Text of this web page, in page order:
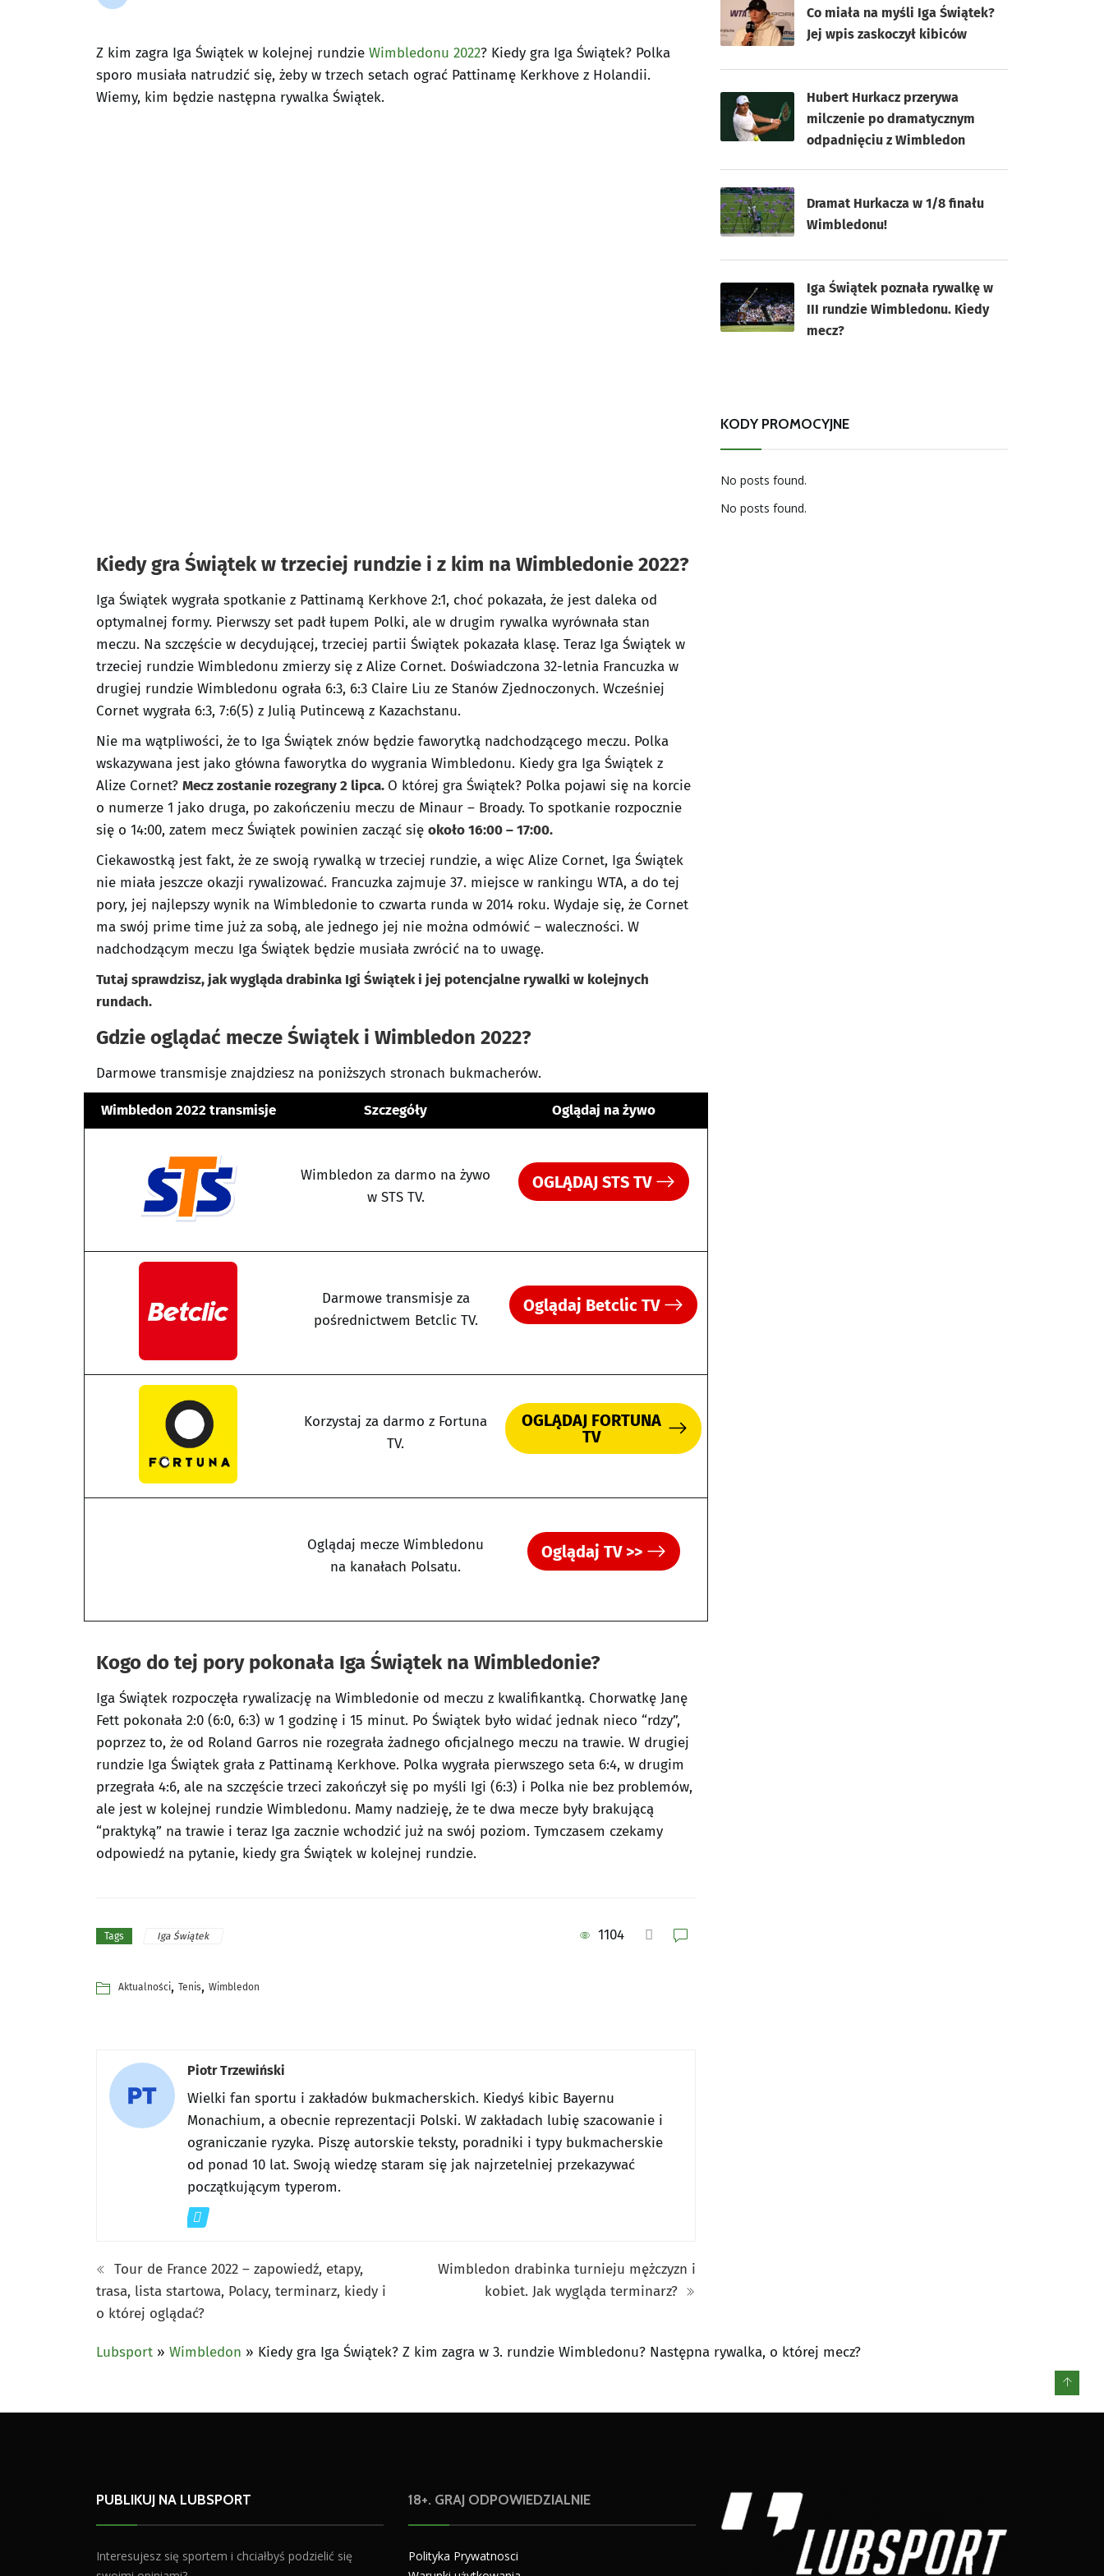
Z kim zagra Iga Świątek w kolejnej rundzie Wimbledonu 2022? Kiedy gra Iga Świątek? Polka
sporo musiała natrudzić się, żeby w trzech setach ograć Pattinamę Kerkhove z Holandii.
Wiemy, kim będzie następna rywalka Świątek.
Kiedy gra Świątek w trzeciej rundzie i z kim na Wimbledonie 2022?
Iga Świątek wygrała spotkanie z Pattinamą Kerkhove 2:1, choć pokazała, że jest daleka od
optymalnej formy. Pierwszy set padł łupem Polki, ale w drugim rywalka wyrównała stan
meczu. Na szczęście w decydującej, trzeciej partii Świątek pokazała klasę. Teraz Iga Świątek w
trzeciej rundzie Wimbledonu zmierzy się z Alize Cornet. Doświadczona 32-letnia Francuzka w
drugiej rundzie Wimbledonu ograła 6:3, 6:3 Claire Liu ze Stanów Zjednoczonych. Wcześniej
Cornet wygrała 6:3, 7:6(5) z Julią Putincewą z Kazachstanu.
Nie ma wątpliwości, że to Iga Świątek znów będzie faworytką nadchodzącego meczu. Polka
wskazywana jest jako główna faworytka do wygrania Wimbledonu. Kiedy gra Iga Świątek z
Alize Cornet? Mecz zostanie rozegrany 2 lipca. O której gra Świątek? Polka pojawi się na korcie
o numerze 1 jako druga, po zakończeniu meczu de Minaur – Broady. To spotkanie rozpocznie
się o 14:00, zatem mecz Świątek powinien zacząć się około 16:00 – 17:00.
Ciekawostką jest fakt, że ze swoją rywalką w trzeciej rundzie, a więc Alize Cornet, Iga Świątek
nie miała jeszcze okazji rywalizować. Francuzka zajmuje 37. miejsce w rankingu WTA, a do tej
pory, jej najlepszy wynik na Wimbledonie to czwarta runda w 2014 roku. Wydaje się, że Cornet
ma swój prime time już za sobą, ale jednego jej nie można odmówić – waleczności. W
nadchodzącym meczu Iga Świątek będzie musiała zwrócić na to uwagę.
Tutaj sprawdzisz, jak wygląda drabinka Igi Świątek i jej potencjalne rywalki w kolejnych
rundach.
Gdzie oglądać mecze Świątek i Wimbledon 2022?
Darmowe transmisje znajdziesz na poniższych stronach bukmacherów.
Wimbledon 2022 transmisje Szczegóły Oglądaj na żywo
Wimbledon za darmo na żywo
w STS TV.
OGLĄDAJ STS TV
Darmowe transmisje za
pośrednictwem Betclic TV.
Oglądaj Betclic TV
Korzystaj za darmo z Fortuna
TV.
OGLĄDAJ FORTUNA
TV
Oglądaj mecze Wimbledonu
na kanałach Polsatu.
Oglądaj TV >>
Kogo do tej pory pokonała Iga Świątek na Wimbledonie?
Iga Świątek rozpoczęła rywalizację na Wimbledonie od meczu z kwalifikantką. Chorwatkę Janę
Fett pokonała 2:0 (6:0, 6:3) w 1 godzinę i 15 minut. Po Świątek było widać jednak nieco “rdzy”,
poprzez to, że od Roland Garros nie rozegrała żadnego oficjalnego meczu na trawie. W drugiej
rundzie Iga Świątek grała z Pattinamą Kerkhove. Polka wygrała pierwszego seta 6:4, w drugim
przegrała 4:6, ale na szczęście trzeci zakończył się po myśli Igi (6:3) i Polka nie bez problemów,
ale jest w kolejnej rundzie Wimbledonu. Mamy nadzieję, że te dwa mecze były brakującą
“praktyką” na trawie i teraz Iga zacznie wchodzić już na swój poziom. Tymczasem czekamy
odpowiedź na pytanie, kiedy gra Świątek w kolejnej rundzie.
Tags Iga Świątek 1104
Aktualności, Tenis, Wimbledon
Piotr Trzewiński
Wielki fan sportu i zakładów bukmacherskich. Kiedyś kibic Bayernu
Monachium, a obecnie reprezentacji Polski. W zakładach lubię szacowanie i
ograniczanie ryzyka. Piszę autorskie teksty, poradniki i typy bukmacherskie
od ponad 10 lat. Swoją wiedzę staram się jak najrzetelniej przekazywać
początkującym typerom.
Tour de France 2022 – zapowiedź, etapy,
trasa, lista startowa, Polacy, terminarz, kiedy i
o której oglądać?
Wimbledon drabinka turnieju mężczyzn i
kobiet. Jak wygląda terminarz?
Co miała na myśli Iga Świątek?
Jej wpis zaskoczył kibiców
Hubert Hurkacz przerywa
milczenie po dramatycznym
odpadnięciu z Wimbledon
Dramat Hurkacza w 1/8 finału
Wimbledonu!
Iga Świątek poznała rywalkę w
III rundzie Wimbledonu. Kiedy
mecz?
KODY PROMOCYJNE
No posts found.
No posts found.
Lubsport » Wimbledon » Kiedy gra Iga Świątek? Z kim zagra w 3. rundzie Wimbledonu? Następna rywalka, o której mecz?
PUBLIKUJ NA LUBSPORT
Interesujesz się sportem i chciałbyś podzielić się
18+. GRAJ ODPOWIEDZIALNIE
Polityka Prywatnosci